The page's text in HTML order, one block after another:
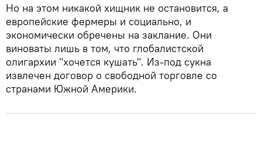
Но на этом никакой хищник не остановится, а
европейские фермеры и социально, и
экономически обречены на заклание. Они
виноваты лишь в том, что глобалистской
олигархии "хочется кушать". Из-под сукна
извлечен договор о свободной торговле со
странами Южной Америки.